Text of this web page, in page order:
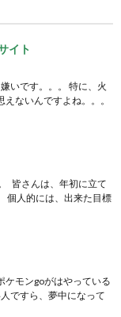
イト
いです。。。 特に、火
ないんですよね。。。
皆さんは、年初に立て
個人的には、出来た目標
ケモンgoがはやっている
ですら、夢中になって